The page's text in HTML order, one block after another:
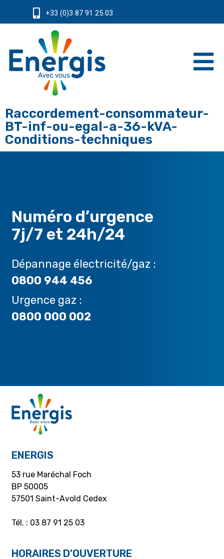
+33 (0)3 87 91 25 03
Raccordement-consommateur-
BT-inf-ou-egal-a-36-kVA-
Conditions-techniques
Numéro d’urgence
7j/7 et 24h/24
Dépannage électricité/gaz :
0800 944 456
Urgence gaz :
0800 000 002
ENERGIS
53 rue Maréchal Foch
BP 50005
57501 Saint-Avold Cedex
Tél. : 03 87 91 25 03
HORAIRES D’OUVERTURE